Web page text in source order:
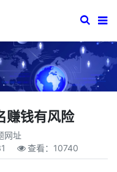
赚钱有风险
网址
查看： 10740